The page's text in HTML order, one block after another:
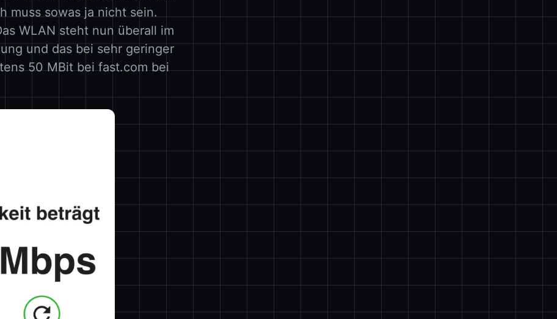
muss sowas ja nicht sein.
WLAN steht nun überall im
und das bei sehr geringer
50 MBit bei fast.com bei